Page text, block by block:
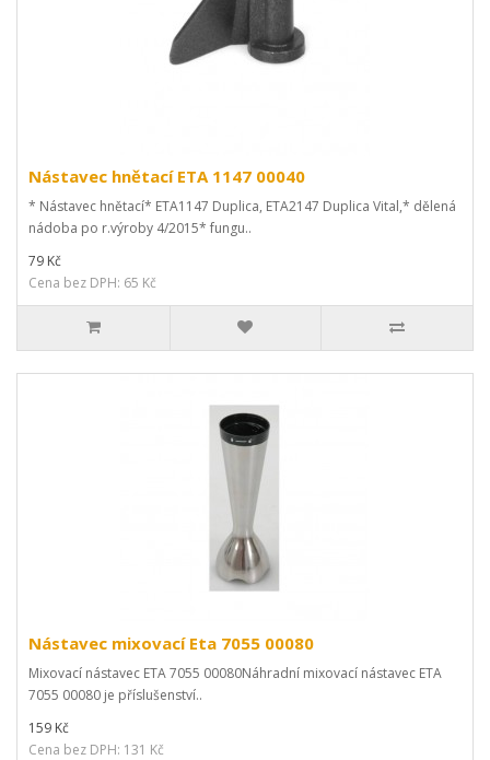
Nástavec hnětací ETA 1147 00040
* Nástavec hnětací* ETA1147 Duplica, ETA2147 Duplica Vital,* dělená
nádoba po r.výroby 4/2015* fungu..
79 Kč
Cena bez DPH: 65 Kč
Nástavec mixovací Eta 7055 00080
Mixovací nástavec ETA 7055 00080Náhradní mixovací nástavec ETA
7055 00080 je příslušenství..
159 Kč
Cena bez DPH: 131 Kč